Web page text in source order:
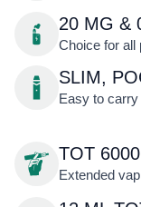
20 MG &
Choice for all
SLIM,
Easy to
TOT
Extended